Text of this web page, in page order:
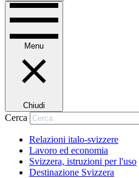
Menu
Chiudi
Cerca
Relazioni italo-svizzere
Lavoro ed economia
Svizzera, istruzioni per l'uso
Destinazione Svizzera